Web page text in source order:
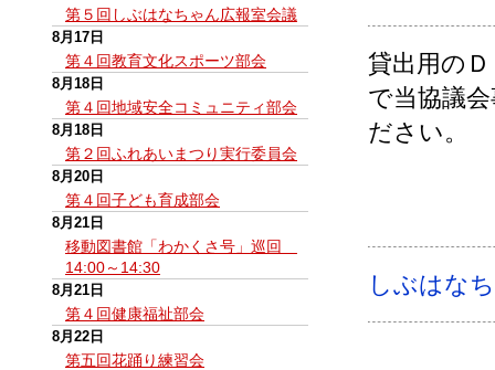
第５回しぶはなちゃん広報室会議
8月17日
第４回教育文化スポーツ部会
8月18日
第４回地域安全コミュニティ部会
8月18日
第２回ふれあいまつり実行委員会
8月20日
第４回子ども育成部会
8月21日
移動図書館「わかくさ号」巡回
14:00～14:30
8月21日
第４回健康福祉部会
8月22日
第五回花踊り練習会
貸出用の
で当協議
ださい。
しぶはな